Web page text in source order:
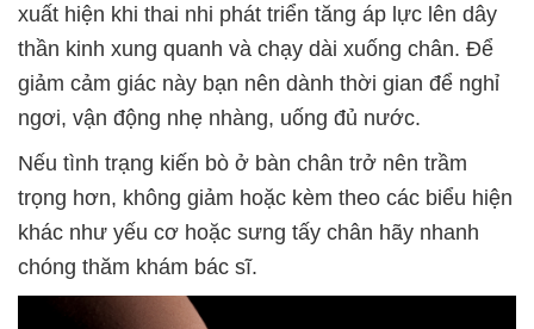
xuất hiện khi thai nhi phát triển tăng áp lực lên dây
thần kinh xung quanh và chạy dài xuống chân. Để
giảm cảm giác này bạn nên dành thời gian để nghỉ
ngơi, vận động nhẹ nhàng, uống đủ nước.
Nếu tình trạng kiến bò ở bàn chân trở nên trầm
trọng hơn, không giảm hoặc kèm theo các biểu hiện
khác như yếu cơ hoặc sưng tấy chân hãy nhanh
chóng thăm khám bác sĩ.